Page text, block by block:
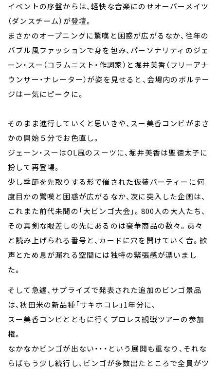
イベントの序盤からは、軽快な音楽にのせオーバーメイツ
（ダンスチーム）が登壇。
まさかのオープニングに驚嘆と困惑が広がるなか、往年の
バブル風ファッションで身を包み、パーソナリティのジェ
ーン・スー（コラムニスト・作詞家）と堀井美香（フリーアナ
ウンサー・ナレーター）が姿を見せると、会場内のボルテー
ジは一気にピークに。
そのまま進行していくと思いきや、スー美香コンビがまさ
かの開始５分でお色直し。
ジェーン・スーはOL風のスーツに、堀井美香は聖徳太子に
扮して再登場。
少し季節を先取りする形で催された仮装パーティーに何
度目かの驚嘆と困惑が広がるなか、次に突入した企画は、
これまた前代未聞の「大ビンゴ大会」。800人の大人たち、
その真剣な眼差しの先にあるのは豪華商品の数々。粛々
と読み上げられる番号と、カードに穴を開けていく音。歓
声とため息が漏れる空間には独特の緊張感が漂いまし
た。
そして急遽、サプライズで発表された追加のビンゴ景品
は、秋田米の新品種「サキホコレ」1年分に、
スー美香コンビとともに行くプロレス観戦ツアーの参加
権。
なかなかビンゴが出ない・・・という展開も重なり、それな
らばもう少し続行し、ビンゴが多数出たところで全員がツ